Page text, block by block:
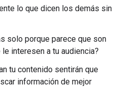
lo que dicen los demás sin
solo porque parece que son
interesen a tu audiencia?
tu contenido sentirán que
información de mejor